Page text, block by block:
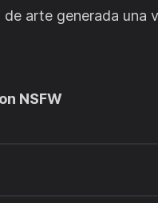
arte generada una
NSFW